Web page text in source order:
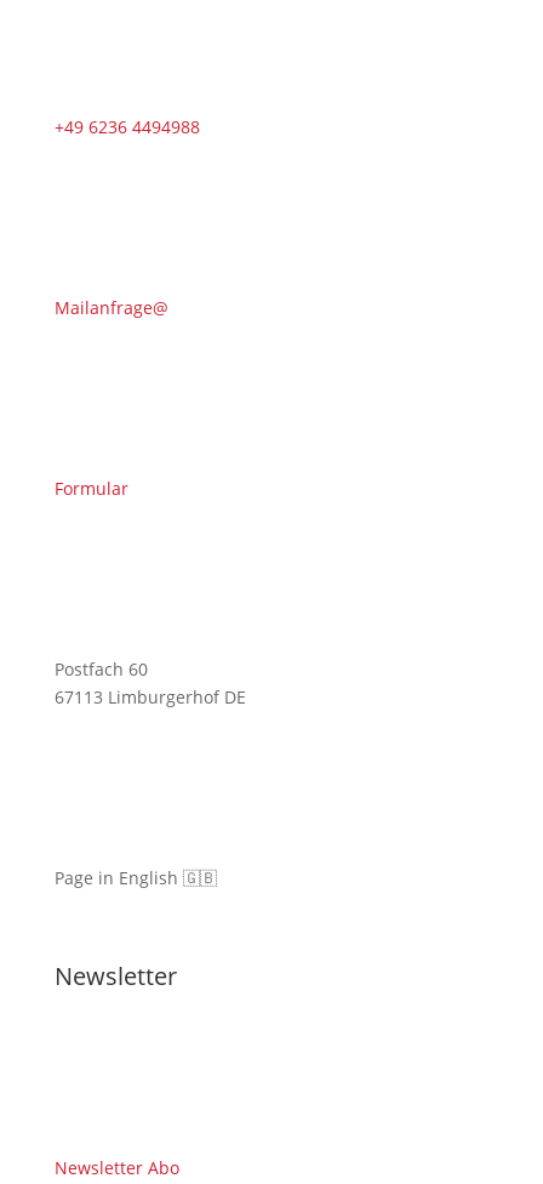
+49 6236 4494988
Mailanfrage@
Formular
Postfach 60
67113 Limburgerhof DE
Page in English 🇬🇧
Newsletter
Newsletter Abo